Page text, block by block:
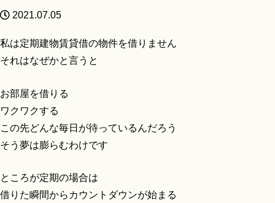
2021.07.05
私は定期建物賃貸借の物件を借りません
それはなぜかと言うと
お部屋を借りる
ワクワクする
この先どんな毎日が待っているんだろう
そう夢は膨らむわけです
ところが定期の場合は
借りた瞬間からカウントダウンが始まる